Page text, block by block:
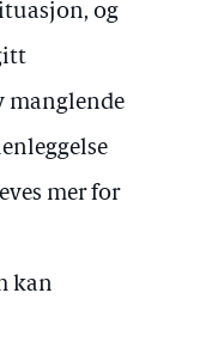
og
manglende
mer for
kan